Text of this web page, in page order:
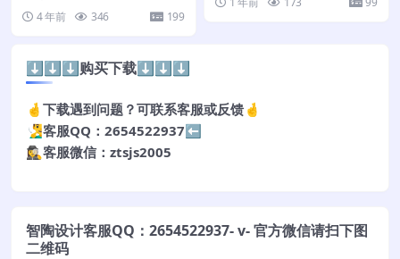
4 年前
346 199
⬇️⬇️⬇️购买下载⬇️⬇️⬇️
🤞下载遇到问题？可联系客服或反馈🤞
🧏‍♂️客服QQ：2654522937⬅️
🕵️‍♀️客服微信：ztsjs2005
智陶设计客服QQ：2654522937- v- 官方微信请扫下图
二维码